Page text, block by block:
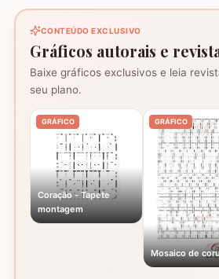
CONTEÚDO EXCLUSIVO
Gráficos autorais e
Baixe gráficos exclusivos e leia
seu plano.
GRÁFICO
Coração - Tapete
montagem
GRÁFICO
Mosaico de